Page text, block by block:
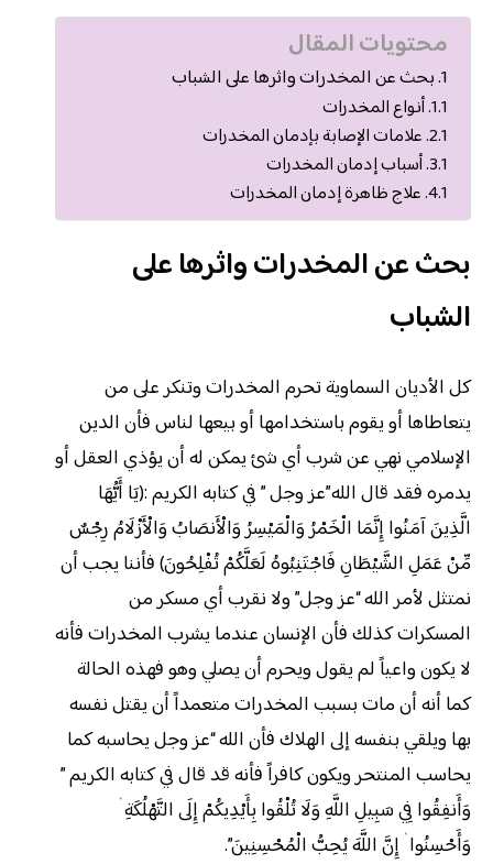
محتويات المقال
بحث عن المخدرات واثرها على الشباب
أنواع المخدرات
علامات الإصابة بإدمان المخدرات
أسباب إدمان المخدرات
علاج ظاهرة إدمان المخدرات
بحث عن المخدرات واثرها على
الشباب
كل الأديان السماوية تحرم المخدرات وتنكر على من
يتعاطاها أو يقوم باستخدامها أو بيعها لناس فأن الدين
الإسلامي نهي عن شرب أي شئ يمكن له أن يؤذي العقل أو
يدمره فقد قال الله”عز وجل ” في كتابه الكريم :(يَا أَيُّهَا
الَّذِينَ آمَنُوا إِنَّمَا الْخَمْرُ وَالْمَيْسِرُ وَالْأَنصَابُ وَالْأَزْلَامُ رِجْسٌ
مِّنْ عَمَلِ الشَّيْطَانِ فَاجْتَنِبُوهُ لَعَلَّكُمْ تُفْلِحُونَ) فأننا يجب أن
نمتثل لأمر الله “عز وجل” ولا نقرب أي مسكر من
المسكرات كذلك فأن الإنسان عندما يشرب المخدرات فأنه
لا يكون واعياً لم يقول ويحرم أن يصلي وهو فهذه الحالة
كما أنه أن مات بسبب المخدرات متعمداً أن يقتل نفسه
بها ويلقي بنفسه إلى الهلاك فأن الله “عز وجل يحاسبه كما
يحاسب المنتحر ويكون كافراً فأنه قد قال في كتابه الكريم ”
وَأَنفِقُوا فِي سَبِيلِ اللَّهِ وَلَا تُلْقُوا بِأَيْدِيكُمْ إِلَى التَّهْلُكَةِ ۛ
وَأَحْسِنُوا ۛ إِنَّ اللَّهَ يُحِبُّ الْمُحْسِنِينَ”.